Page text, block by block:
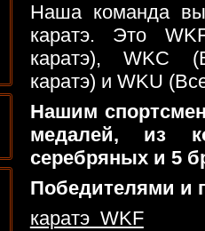
Наша команда
каратэ. Это
каратэ), WKC
каратэ) и WKU
Нашим
медалей, из
серебряных и 5
Победителями и
каратэ WKF